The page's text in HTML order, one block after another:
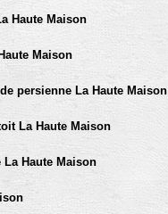
Haute Maison
Maison
persienne La Haute Maison
La Haute Maison
La Haute Maison